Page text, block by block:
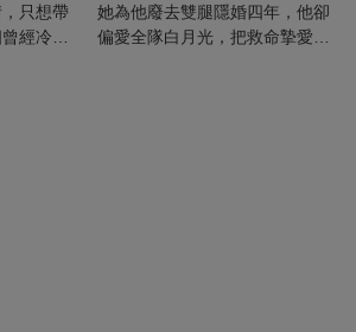
只想帶
經冷漠
她為他廢去雙腿隱婚四年，他卻
偏愛全隊白月光，把救命摯愛當